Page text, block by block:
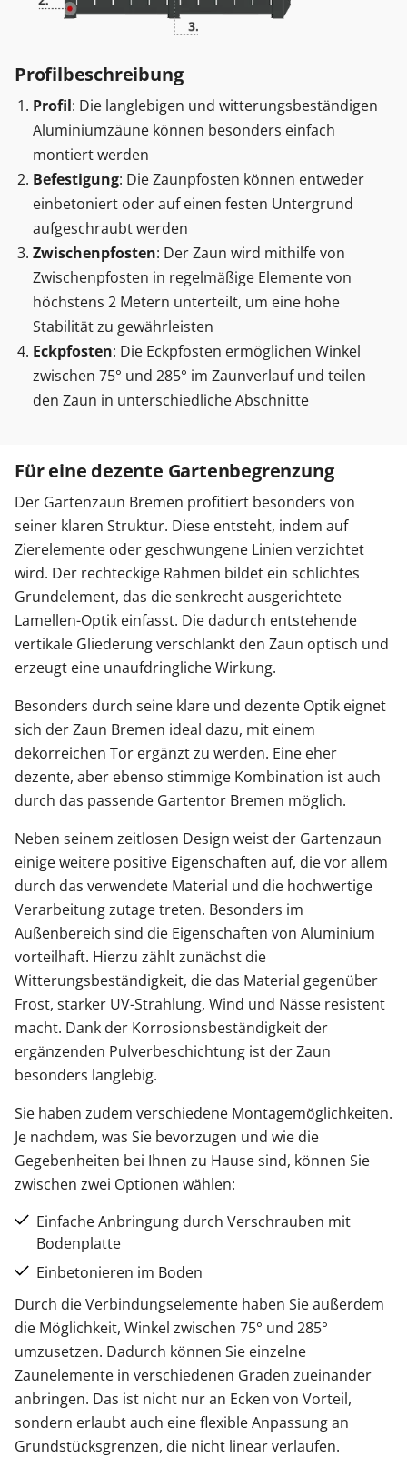
Profilbeschreibung
Profil: Die langlebigen und witterungsbeständigen
Aluminiumzäune können besonders einfach
montiert werden
Befestigung: Die Zaunpfosten können entweder
einbetoniert oder auf einen festen Untergrund
aufgeschraubt werden
Zwischenpfosten: Der Zaun wird mithilfe von
Zwischenpfosten in regelmäßige Elemente von
höchstens 2 Metern unterteilt, um eine hohe
Stabilität zu gewährleisten
Eckpfosten: Die Eckpfosten ermöglichen Winkel
zwischen 75° und 285° im Zaunverlauf und teilen
den Zaun in unterschiedliche Abschnitte
Für eine dezente Gartenbegrenzung
Der Gartenzaun Bremen profitiert besonders von
seiner klaren Struktur. Diese entsteht, indem auf
Zierelemente oder geschwungene Linien verzichtet
wird. Der rechteckige Rahmen bildet ein schlichtes
Grundelement, das die senkrecht ausgerichtete
Lamellen-Optik einfasst. Die dadurch entstehende
vertikale Gliederung verschlankt den Zaun optisch und
erzeugt eine unaufdringliche Wirkung.
Besonders durch seine klare und dezente Optik eignet
sich der Zaun Bremen ideal dazu, mit einem
dekorreichen Tor ergänzt zu werden. Eine eher
dezente, aber ebenso stimmige Kombination ist auch
durch das passende Gartentor Bremen möglich.
Neben seinem zeitlosen Design weist der Gartenzaun
einige weitere positive Eigenschaften auf, die vor allem
durch das verwendete Material und die hochwertige
Verarbeitung zutage treten. Besonders im
Außenbereich sind die Eigenschaften von Aluminium
vorteilhaft. Hierzu zählt zunächst die
Witterungsbeständigkeit, die das Material gegenüber
Frost, starker UV-Strahlung, Wind und Nässe resistent
macht. Dank der Korrosionsbeständigkeit der
ergänzenden Pulverbeschichtung ist der Zaun
besonders langlebig.
Sie haben zudem verschiedene Montagemöglichkeiten.
Je nachdem, was Sie bevorzugen und wie die
Gegebenheiten bei Ihnen zu Hause sind, können Sie
zwischen zwei Optionen wählen:
Einfache Anbringung durch Verschrauben mit
Bodenplatte
Einbetonieren im Boden
Durch die Verbindungselemente haben Sie außerdem
die Möglichkeit, Winkel zwischen 75° und 285°
umzusetzen. Dadurch können Sie einzelne
Zaunelemente in verschiedenen Graden zueinander
anbringen. Das ist nicht nur an Ecken von Vorteil,
sondern erlaubt auch eine flexible Anpassung an
Grundstücksgrenzen, die nicht linear verlaufen.